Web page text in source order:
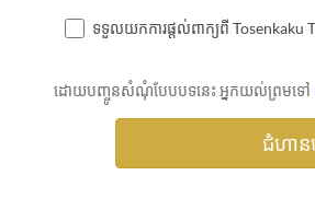
ទទួលយកការផ្តល់ពាក្យពី Tosenkaku
ដោយបញ្ចូនសំណុំបែបបទនេះ អ្នកយល់ព្រមទៅ